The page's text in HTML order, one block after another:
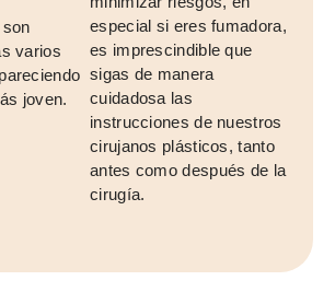
varios
joven.
especial si eres fumadora,
es imprescindible que
sigas de manera
cuidadosa las
instrucciones de nuestros
cirujanos plásticos, tanto
antes como después de la
cirugía.